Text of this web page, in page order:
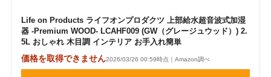
Life on Products ライフオンプロダクツ 上部給水超音波式加湿
器 -Premium WOOD- LCAHF009 (GW（グレージュウッド）) 2.
5L おしゃれ 木目調 インテリア お手入れ簡単
価格を取得できません2026/03/26 00:59時点｜Amazon調べ